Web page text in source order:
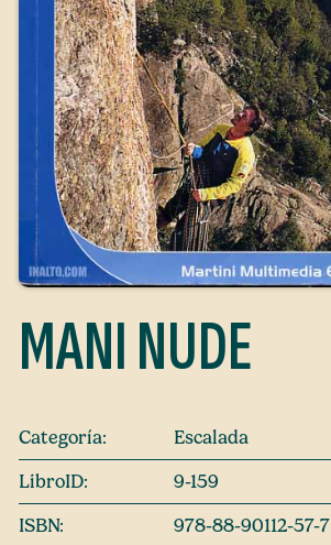
MANI NUDE
Categoría:
Escalada
LibroID:
9-159
ISBN:
978-88-90112-57-7